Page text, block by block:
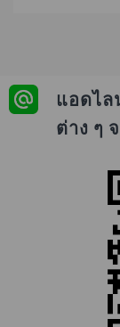
แอดไล
ต่าง ๆ